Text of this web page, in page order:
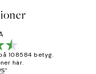
108584 betyg.
här.